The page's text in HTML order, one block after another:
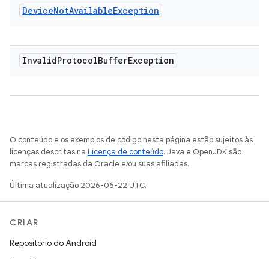
DeviceNotAvailableException
InvalidProtocolBufferException
O conteúdo e os exemplos de código nesta página estão sujeitos às
licenças descritas na Licença de conteúdo. Java e OpenJDK são
marcas registradas da Oracle e/ou suas afiliadas.
Última atualização 2026-06-22 UTC.
CRIAR
Repositório do Android